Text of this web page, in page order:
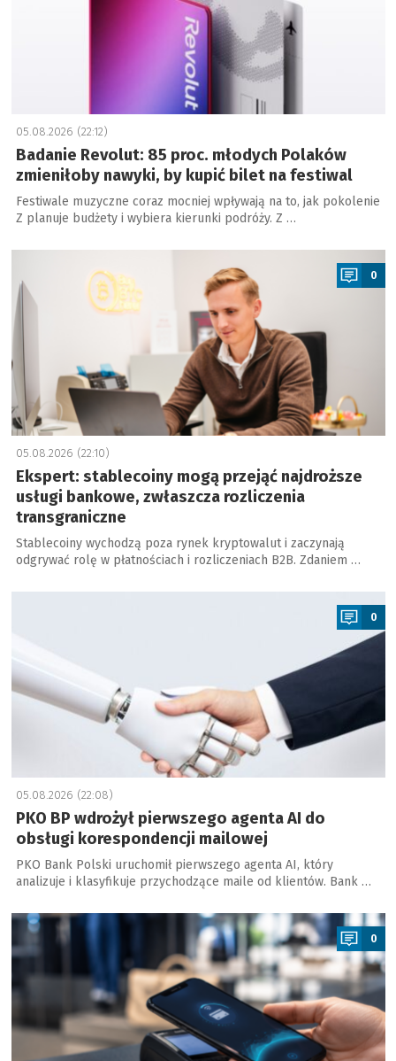
05.08.2026 (22:12)
Badanie Revolut: 85 proc. młodych Polaków
zmieniłoby nawyki, by kupić bilet na festiwal
Festiwale muzyczne coraz mocniej wpływają na to, jak pokolenie
Z planuje budżety i wybiera kierunki podróży. Z …
a
0
05.08.2026 (22:10)
Ekspert: stablecoiny mogą przejąć najdroższe
usługi bankowe, zwłaszcza rozliczenia
transgraniczne
Stablecoiny wychodzą poza rynek kryptowalut i zaczynają
odgrywać rolę w płatnościach i rozliczeniach B2B. Zdaniem …
a
0
05.08.2026 (22:08)
PKO BP wdrożył pierwszego agenta AI do
obsługi korespondencji mailowej
PKO Bank Polski uruchomił pierwszego agenta AI, który
analizuje i klasyfikuje przychodzące maile od klientów. Bank …
a
0